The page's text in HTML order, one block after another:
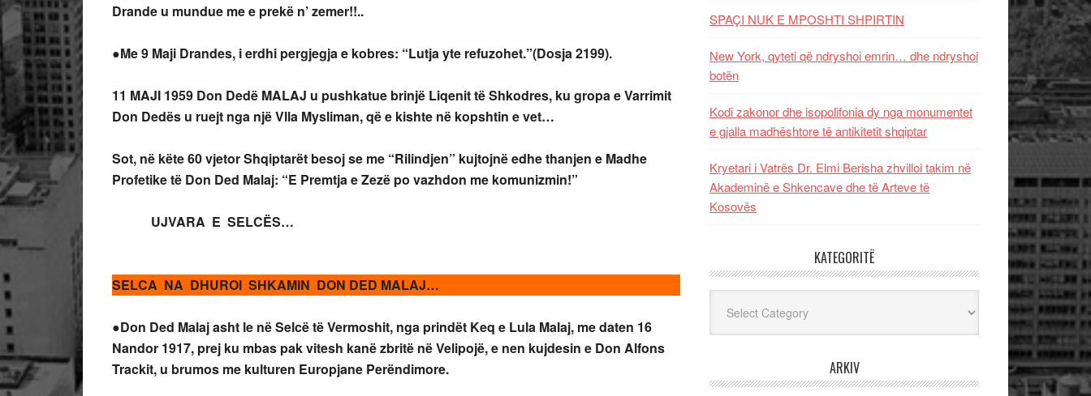
Drande u mundue me e prekë n’ zemer!!..
●Me 9 Maji Drandes, i erdhi pergjegja e kobres: “Lutja yte refuzohet.”(Dosja 2199).
11 MAJI 1959 Don Dedë MALAJ u pushkatue brinjë Liqenit të Shkodres, ku gropa e Varrimit
Don Dedës u ruejt nga një Vlla Mysliman, që e kishte në kopshtin e vet…
Sot, në këte 60 vjetor Shqiptarët besoj se me “Rilindjen” kujtojnë edhe thanjen e Madhe
Profetike të Don Ded Malaj: “E Premtja e Zezë po vazhdon me komunizmin!”
UJVARA E SELCËS…
SELCA NA DHUROI SHKAMIN DON DED MALAJ…
●Don Ded Malaj asht le në Selcë të Vermoshit, nga prindët Keq e Lula Malaj, me daten 16
Nandor 1917, prej ku mbas pak vitesh kanë zbritë në Velipojë, e nen kujdesin e Don Alfons
Trackit, u brumos me kulturen Europjane Perëndimore.
SPAÇI NUK E MPOSHTI SHPIRTIN
New York, qyteti që ndryshoi emrin… dhe ndryshoi
botën
Kodi zakonor dhe isopolifonia dy nga monumentet
e gjalla madhështore të antikitetit shqiptar
Kryetari i Vatrës Dr. Elmi Berisha zhvilloi takim në
Akademinë e Shkencave dhe të Arteve të
Kosovës
KATEGORITË
ARKIV